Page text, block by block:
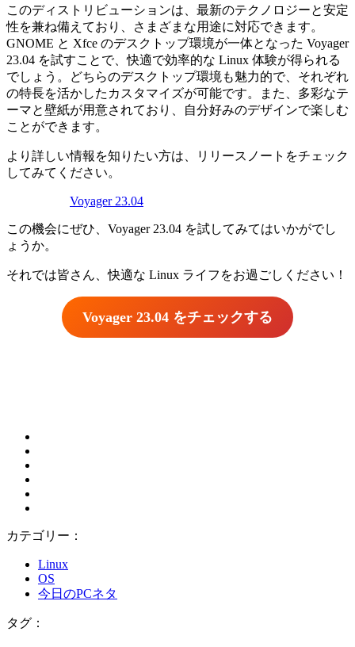
このディストリビューションは、最新のテクノロジーと安定
性を兼ね備えており、さまざまな用途に対応できます。
GNOME と Xfce のデスクトップ環境が一体となった Voyager
23.04 を試すことで、快適で効率的な Linux 体験が得られる
でしょう。どちらのデスクトップ環境も魅力的で、それぞれ
の特長を活かしたカスタマイズが可能です。また、多彩なテ
ーマと壁紙が用意されており、自分好みのデザインで楽しむ
ことができます。
より詳しい情報を知りたい方は、リリースノートをチェック
してみてください。
Voyager 23.04
この機会にぜひ、Voyager 23.04 を試してみてはいかがでし
ょうか。
それでは皆さん、快適な Linux ライフをお過ごしください！
Voyager 23.04 をチェックする
カテゴリー：
Linux
OS
今日のPCネタ
タグ：